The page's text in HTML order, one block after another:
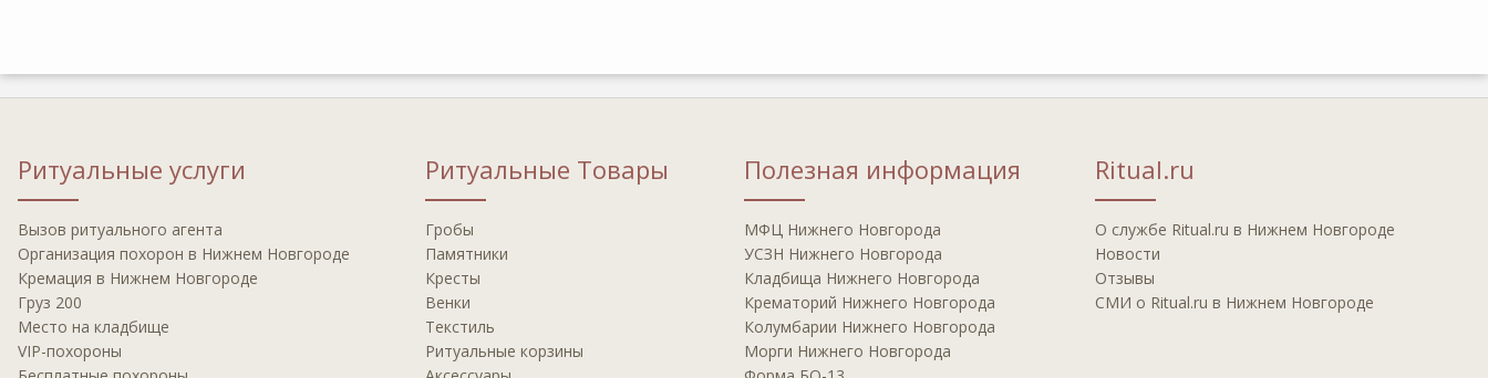
Ритуальные услуги
Вызов ритуального агента
Организация похорон в Нижнем Новгороде
Кремация в Нижнем Новгороде
Груз 200
Место на кладбище
VIP-похороны
Ритуальные Товары
Гробы
Памятники
Кресты
Венки
Текстиль
Ритуальные корзины
Полезная информация
МФЦ Нижнего Новгорода
УСЗН Нижнего Новгорода
Кладбища Нижнего Новгорода
Крематорий Нижнего Новгорода
Колумбарии Нижнего Новгорода
Морги Нижнего Новгорода
Ritual.ru
О службе Ritual.ru в Нижнем Новгороде
Новости
Отзывы
СМИ о Ritual.ru в Нижнем Новгороде